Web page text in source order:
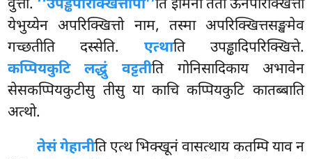
वुत्ता. ‘‘उपड्ढपरिक्खित्तोपी’’ति इमिना ततो ऊनपरिक्खित्तो
येभुय्येन अपरिक्खित्तो नाम, तस्मा अपरिक्खित्तसङ्खमेव
गच्छतीति दस्सेति. एत्थाति उपड्ढादिपरिक्खित्ते.
कप्पियकुटि लद्धुं वट्टतीति गोनिसादिकाय अभावेन
सेसकप्पियकुटीसु तीसु या काचि कप्पियकुटि कातब्बाति
अत्थो.
तेसं गेहानीति एत्थ भिक्खूनं वासत्थाय कतम्पि याव न